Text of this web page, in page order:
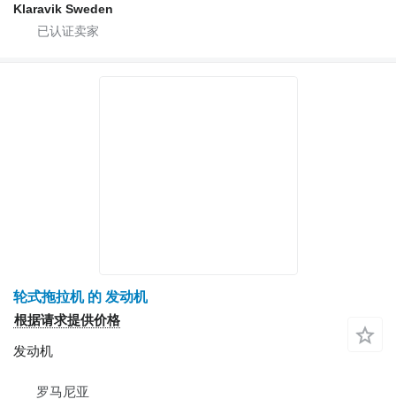
Klaravik Sweden
轮式拖拉机 的 发动机
根据请求提供价格
发动机
罗马尼亚